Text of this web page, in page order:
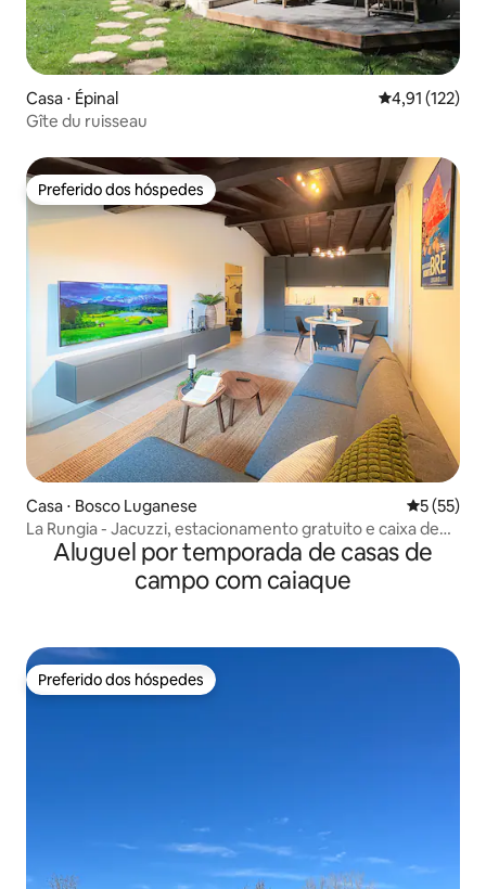
Casa ⋅ Épinal 4,91 de uma
4,91 (122)
Gîte du ruisseau
Preferido dos hóspedes
Preferido dos hóspedes
Casa ⋅ Bosco Luganese 5 de uma
5 (55)
La Rungia - Jacuzzi, estacionamento gratuito e caixa de
parede EV
Aluguel por temporada de casas de
campo com caiaque
Preferido dos hóspedes
Preferido dos hóspedes